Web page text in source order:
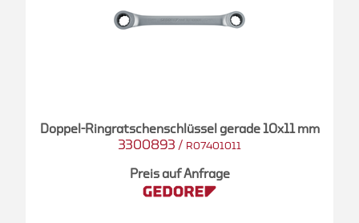
Doppel-Ringratschenschlüssel gerade 10x11 mm
3300893 / R07401011
Preis auf Anfrage